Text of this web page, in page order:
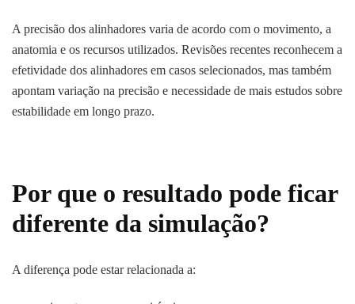
A precisão dos alinhadores varia de acordo com o movimento, a
anatomia e os recursos utilizados. Revisões recentes reconhecem a
efetividade dos alinhadores em casos selecionados, mas também
apontam variação na precisão e necessidade de mais estudos sobre
estabilidade em longo prazo.
Por que o resultado pode ficar
diferente da simulação?
A diferença pode estar relacionada a: